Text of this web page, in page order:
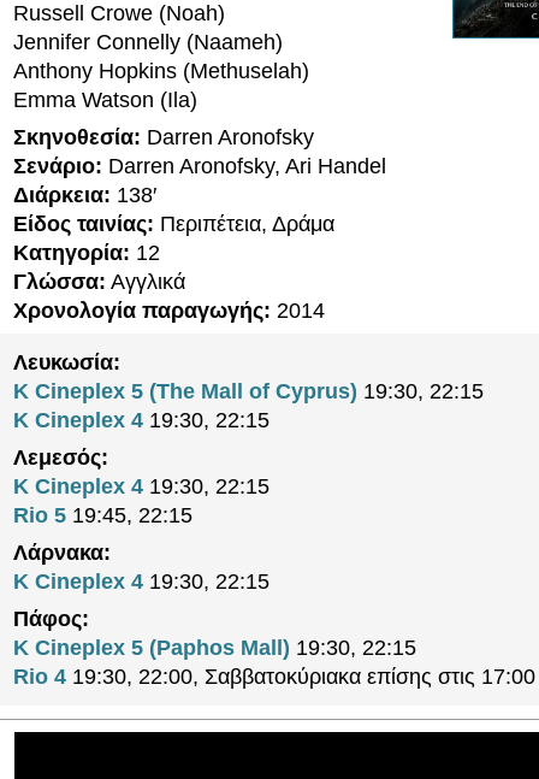
Russell Crowe (Noah)
Jennifer Connelly (Naameh)
Anthony Hopkins (Methuselah)
Emma Watson (Ila)
Σκηνοθεσία: Darren Aronofsky
Σενάριο: Darren Aronofsky, Ari Handel
Διάρκεια: 138′
Είδος ταινίας: Περιπέτεια, Δράμα
Κατηγορία: 12
Γλώσσα: Αγγλικά
Χρονολογία παραγωγής: 2014
Λευκωσία:
K Cineplex 5 (The Mall of Cyprus) 19:30, 22:15
K Cineplex 4 19:30, 22:15
Λεμεσός:
K Cineplex 4 19:30, 22:15
Rio 5 19:45, 22:15
Λάρνακα:
K Cineplex 4 19:30, 22:15
Πάφος:
K Cineplex 5 (Paphos Mall) 19:30, 22:15
Rio 4 19:30, 22:00, Σαββατοκύριακα επίσης στις 17:00